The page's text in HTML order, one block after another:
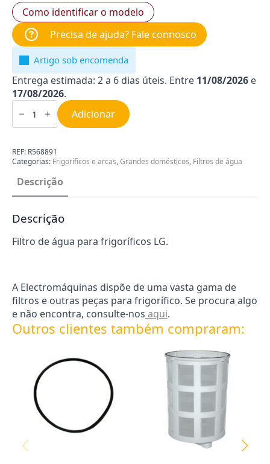
Como identificar o modelo
Precisa de ajuda? Fale connosco
Artigo sob encomenda
Entrega estimada: 2 a 6 dias úteis. Entre 11/08/2026 e
17/08/2026.
Quantidade
de
Água
LG
R568891
Adicionar
REF: R568891
Categorias: Frigoríficos e arcas,Grandes domésticos, Filtros de água
Descrição
Descrição
Filtro de água para frigoríficos LG.
A Electromáquinas dispõe de uma vasta gama de
filtros e outras peças para frigorífico. Se procura algo
e não encontra, consulte-nos aqui.
Outros clientes também compraram: